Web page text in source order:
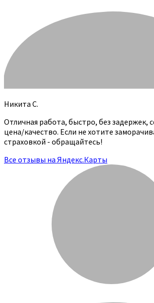
Никита С.
Отличная работа, быстро, без задержек,
цена/качество. Если не хотите
страховкой - обращайтесь!
Все отзывы на Яндекс.Карты